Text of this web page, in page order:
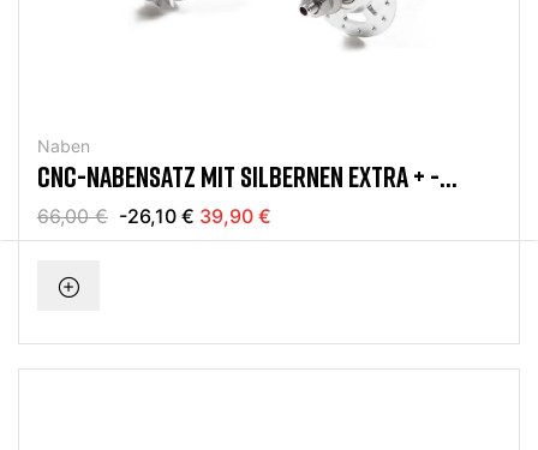
Naben
CNC-NABENSATZ MIT SILBERNEN EXTRA + -
LAGERN
66,00 € -26,10 € 39,90 €